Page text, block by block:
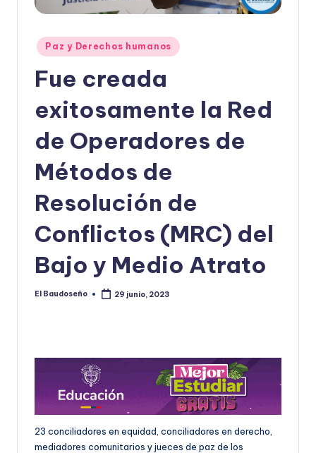
Publicado
en
Paz y Derechos humanos
Fue creada
exitosamente la Red
de Operadores de
Métodos de
Resolución de
Conflictos (MRC) del
Bajo y Medio Atrato
Publicado
El Baudoseño 29 junio, 2023
23 conciliadores en equidad, conciliadores en derecho,
mediadores comunitarios y jueces de paz de los